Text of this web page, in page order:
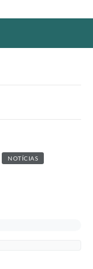
NOTÍCIAS